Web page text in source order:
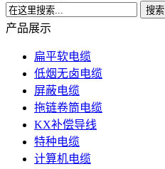
搜索
产品展示
扁平软电缆
低烟无卤电缆
屏蔽电缆
拖链卷筒电缆
KX补偿导线
特种电缆
计算机电缆